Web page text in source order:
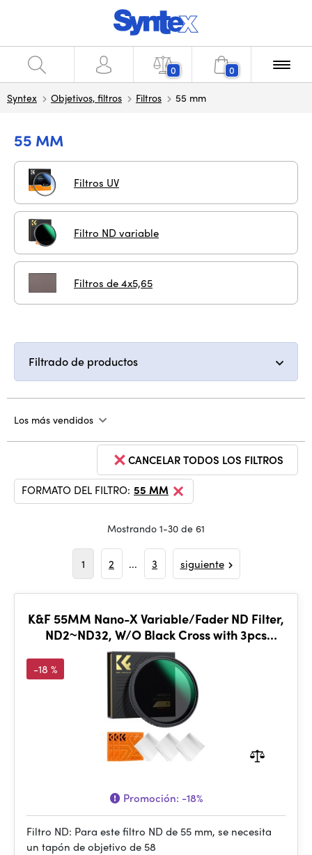
0 0
Syntex Objetivos, filtros Filtros 55 mm
55 MM
Filtros UV
Filtro ND variable
Filtros de 4x5,65
Filtrado de productos
Los más vendidos
CANCELAR TODOS LOS FILTROS
FORMATO DEL FILTRO: 55 MM
Mostrando 1-30 de 61
1 2 ... 3 siguiente
K&F 55MM Nano-X Variable/Fader ND Filter,
ND2~ND32, W/O Black Cross with 3pcs
cleaning cloths
-18 %
Promoción: -18%
Filtro ND: Para este filtro ND de 55 mm, se necesita
un tapón de objetivo de 58